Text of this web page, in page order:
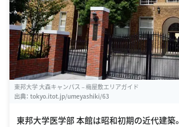
東邦大学 大森キャンパス – 梅屋敷エリアガイド
出典： tokyo.itot.jp/umeyashiki/63
東邦大学医学部 本館は昭和初期の近代建築。